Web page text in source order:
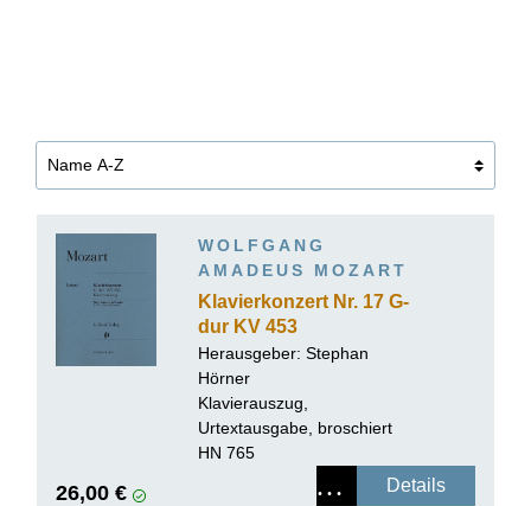
WOLFGANG
AMADEUS MOZART
Klavierkonzert Nr. 17 G-
dur KV 453
Herausgeber: Stephan
Hörner
Klavierauszug,
Urtextausgabe, broschiert
HN 765
26,00 € Details